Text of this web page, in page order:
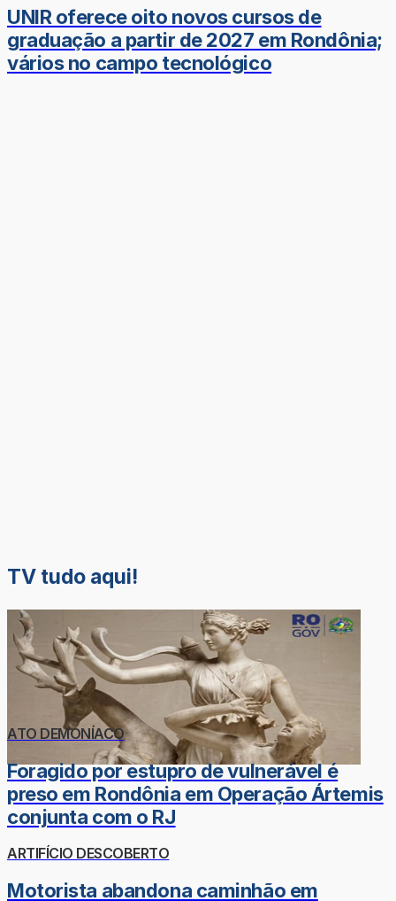
UNIR oferece oito novos cursos de
graduação a partir de 2027 em Rondônia;
vários no campo tecnológico
TV tudo aqui!
ATO DEMONÍACO
Foragido por estupro de vulnerável é
preso em Rondônia em Operação Ártemis
conjunta com o RJ
ARTIFÍCIO DESCOBERTO
Motorista abandona caminhão em